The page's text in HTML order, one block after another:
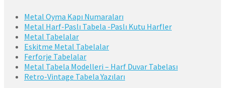
Metal Oyma Kapı Numaraları
Metal Harf-Paslı Tabela -Paslı Kutu Harfler
Metal Tabelalar
Eskitme Metal Tabelalar
Ferforje Tabelalar
Metal Tabela Modelleri – Harf Duvar Tabelası
Retro-Vintage Tabela Yazıları